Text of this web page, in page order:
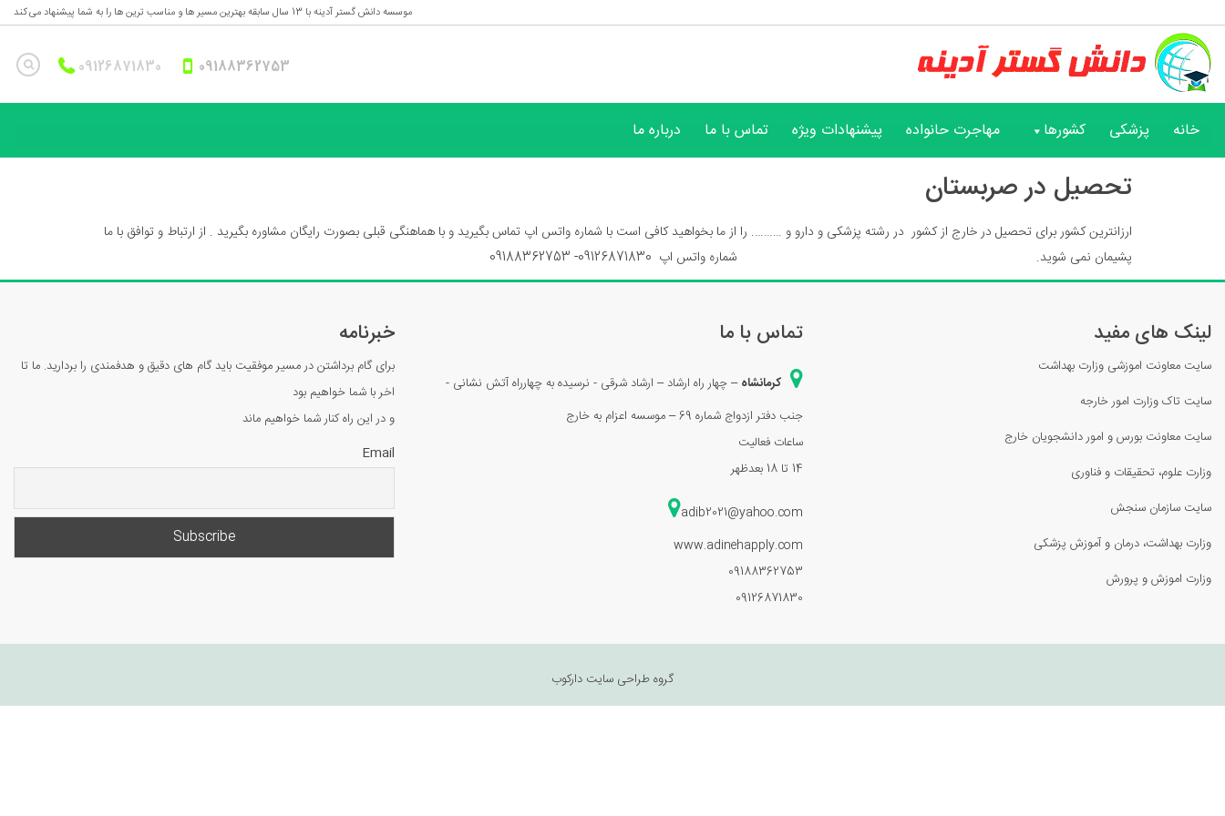
موسسه دانش گستر آدینه با 13 سال سابقه بهترین مسیر ها و مناسب ترین ها را به شما پیشنهاد می کند
09188362753
09126871830
خانه پزشکی کشورها مهاجرت حانواده پیشنهادات ویژه تماس با ما درباره ما
تحصیل در صربستان
ارزانترین کشور برای تحصیل در خارج از کشور در رشته پزشکی و دارو و ………. را از ما بخواهید کافی است با شماره واتس اپ تماس بگیرید و با هماهنگی قبلی بصورت رایگان مشاوره بگیرید . از ارتباط و توافق با ما
پشیمان نمی شوید. شماره واتس اپ 09126871830- 09188362753
لینک های مفید
سایت معاونت اموزشی وزارت بهداشت
سایت تاک وزارت امور خارجه
سایت معاونت بورس و امور دانشجویان خارج
وزارت علوم، تحقیقات و فناوری
سایت سازمان سنجش
وزارت بهداشت، درمان و آموزش پزشكی
وزارت اموزش و پرورش
تماس با ما
کرمانشاه– چهار راه ارشاد – ارشاد شرقی - نرسیده به چهارراه آتش نشانی -
جنب دفتر ازدواج شماره 69 – موسسه اعزام به خارج
ساعات فعالیت
14 تا 18 بعدظهر
adib2021@yahoo.com
www.adinehapply.com
09188362753
09126871830
خبرنامه
برای گام برداشتن در مسیر موفقیت باید گام های دقیق و هدفمندی را بردارید. ما تا
اخر با شما خواهیم بود
و در این راه کنار شما خواهیم ماند
Email
گروه طراحی سایت دارکوب